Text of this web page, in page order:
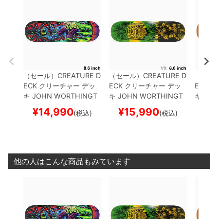
（セール） CREATURE D
ECK クリーチャー デッ
キ JOHN WORTHINGT
ONSKULLBURN VX 8.6
スケートボード スケボー
¥14,990(税込)
（セール） CREATURE D
ECK クリーチャー デッ
キ JOHN WORTHINGT
ONMESSENGER VX 8.
スケートボード スケボ
¥15,990(税込)
ECK
キ
他の人はこんな商品もみています